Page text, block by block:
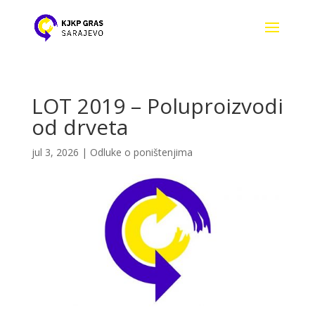
LOT 2019 – Poluproizvodi
od drveta
jul 3, 2026 | Odluke o poništenjima